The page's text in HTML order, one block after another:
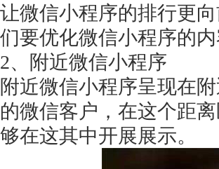
让微信小程序的排行更
们要优化微信小程序的内
2、附近微信小程序
附近微信小程序呈现在
的微信客户，在这个距
够在这其中开展展示。